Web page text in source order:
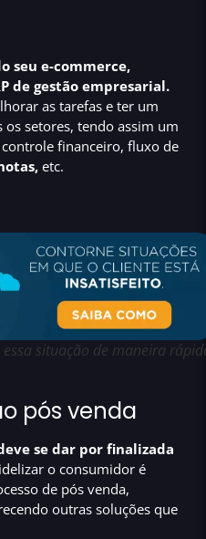
seu e-commerce,
de gestão empresarial.
as tarefas e ter um
setores, tendo assim um
controle financeiro, fluxo de
etc.
situação de maneira
pós venda
se dar por finalizada
o consumidor é
de pós venda,
outras soluções que